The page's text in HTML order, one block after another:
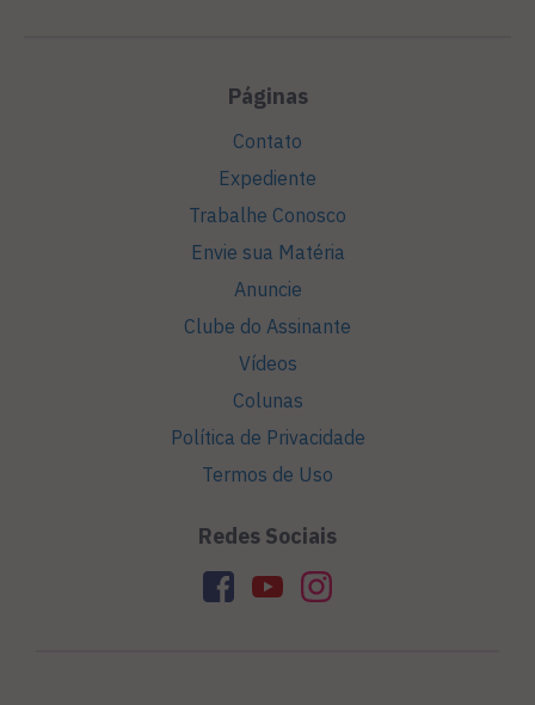
Páginas
Contato
Expediente
Trabalhe Conosco
Envie sua Matéria
Anuncie
Clube do Assinante
Vídeos
Colunas
Política de Privacidade
Termos de Uso
Redes Sociais